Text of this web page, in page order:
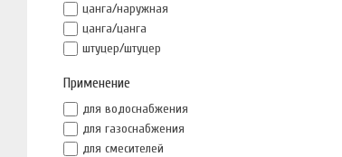
цанга/наружная
цанга/цанга
штуцер/штуцер
Применение
для водоснабжения
для газоснабжения
для смесителей